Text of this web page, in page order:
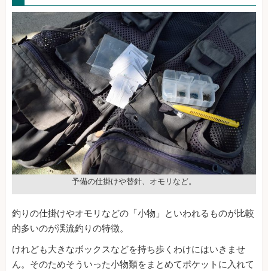
予備の仕掛けや替針、オモリなど。
釣りの仕掛けやオモリなどの「小物」といわれるものが比較
的多いのが渓流釣りの特徴。
けれども大きなボックスなどを持ち歩くわけにはいきませ
ん。そのためそういった小物類をまとめてポケットに入れて